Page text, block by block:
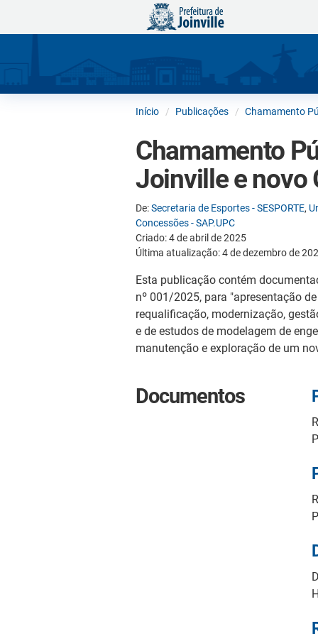
Início Publicações Chamamento
Chamamento
Joinville e novo
De:Secretaria de Esportes - SESPORTE,
Concessões - SAP.UPC
Criado: 4 de abril de 2025
Última atualização: 4 de dezembro de
Esta publicação contém
nº 001/2025, para "apresentação
requalificação, modernização,
e de estudos de modelagem de
manutenção e exploração de um
Documentos